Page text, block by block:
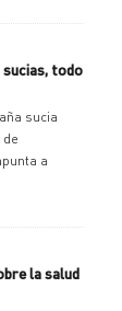
sucias, todo
sucia
a
la salud